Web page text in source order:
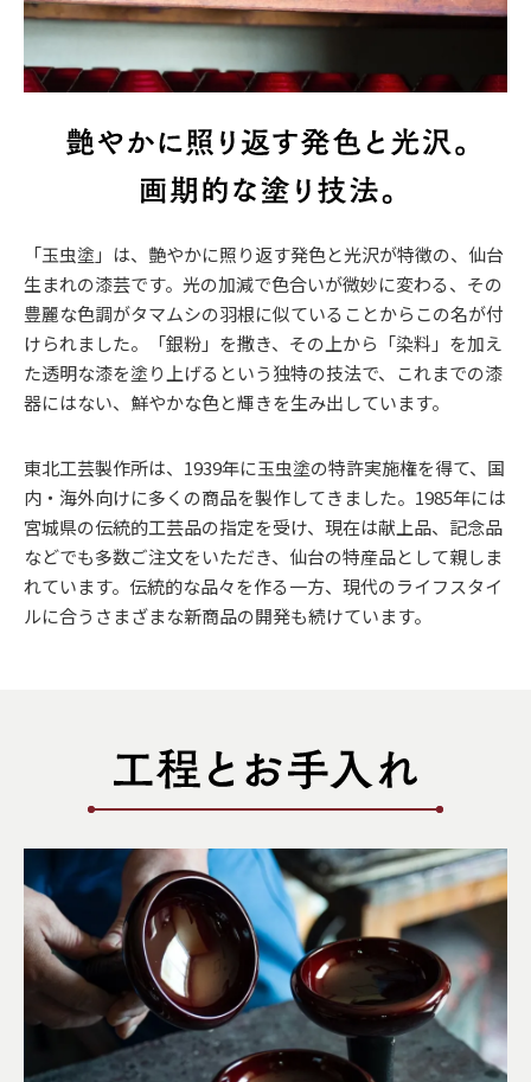
「玉虫塗」は、艶やかに照り返す発色と光沢が特徴の、仙台
生まれの漆芸です。光の加減で色合いが微妙に変わる、その
豊麗な色調がタマムシの羽根に似ていることからこの名が付
けられました。「銀粉」を撒き、その上から「染料」を加え
た透明な漆を塗り上げるという独特の技法で、これまでの漆
器にはない、鮮やかな色と輝きを生み出しています。
東北工芸製作所は、1939年に玉虫塗の特許実施権を得て、国
内・海外向けに多くの商品を製作してきました。1985年には
宮城県の伝統的工芸品の指定を受け、現在は献上品、記念品
などでも多数ご注文をいただき、仙台の特産品として親しま
れています。伝統的な品々を作る一方、現代のライフスタイ
ルに合うさまざまな新商品の開発も続けています。